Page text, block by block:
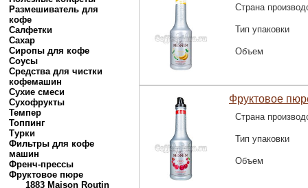
Размешиватель для
кофе
Салфетки
Сахар
Сиропы для кофе
Соусы
Средства для чистки
кофемашин
Сухие смеси
Сухофрукты
Темпер
Топпинг
Турки
Фильтры для кофе
машин
Френч-прессы
Фруктовое пюре
1883 Maison Routin
Страна
Тип упаковки
Объем
Фруктовое
Страна
Тип упаковки
Объем